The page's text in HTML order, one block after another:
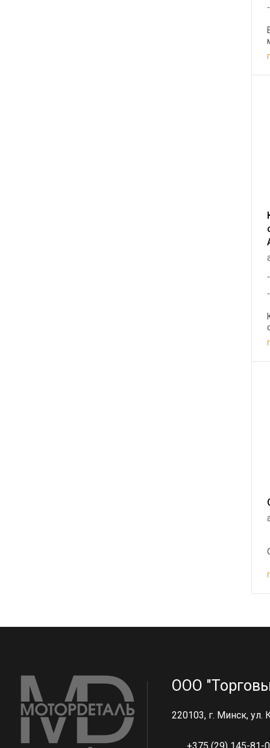
ООО
220103, г. Минск, ул.
+375 (29) 145-81-